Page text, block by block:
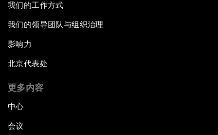
我们的工作方式
我们的领导团队与组织治理
影响力
北京代表处
更多内容
中心
会议